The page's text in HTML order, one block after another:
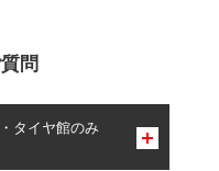
問
タイヤ館のみ